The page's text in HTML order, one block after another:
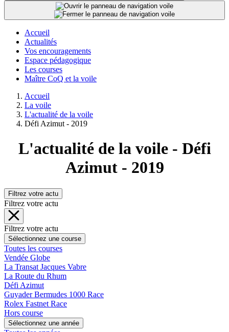
Accueil
Actualités
Vos encouragements
Espace pédagogique
Les courses
Maître CoQ et la voile
Accueil
La voile
L'actualité de la voile
Défi Azimut - 2019
L'actualité de la voile - Défi
Azimut - 2019
Filtrez votre actu
Filtrez votre actu
Filtrez votre actu
Sélectionnez une course
Toutes les courses
Vendée Globe
La Transat Jacques Vabre
La Route du Rhum
Défi Azimut
Guyader Bermudes 1000 Race
Rolex Fastnet Race
Hors course
Sélectionnez une année